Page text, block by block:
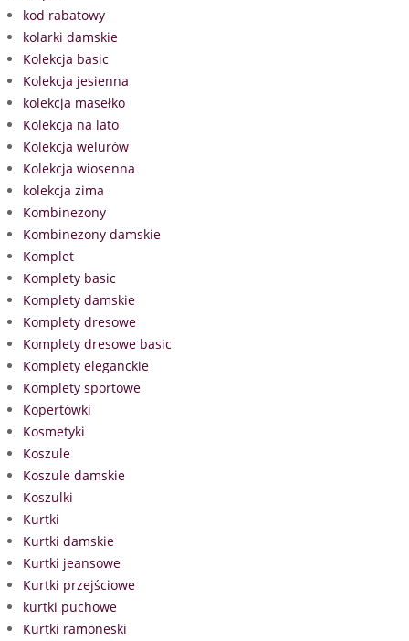
kod rabatowy
kolarki damskie
Kolekcja basic
Kolekcja jesienna
kolekcja masełko
Kolekcja na lato
Kolekcja welurów
Kolekcja wiosenna
kolekcja zima
Kombinezony
Kombinezony damskie
Komplet
Komplety basic
Komplety damskie
Komplety dresowe
Komplety dresowe basic
Komplety eleganckie
Komplety sportowe
Kopertówki
Kosmetyki
Koszule
Koszule damskie
Koszulki
Kurtki
Kurtki damskie
Kurtki jeansowe
Kurtki przejściowe
kurtki puchowe
Kurtki ramoneski